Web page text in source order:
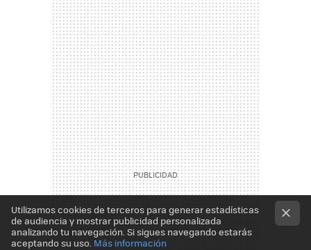
Utilizamos cookies de terceros para generar estadísticas
de audiencia y mostrar publicidad personalizada
analizando tu navegación. Si sigues navegando estarás
aceptando su uso. Más información